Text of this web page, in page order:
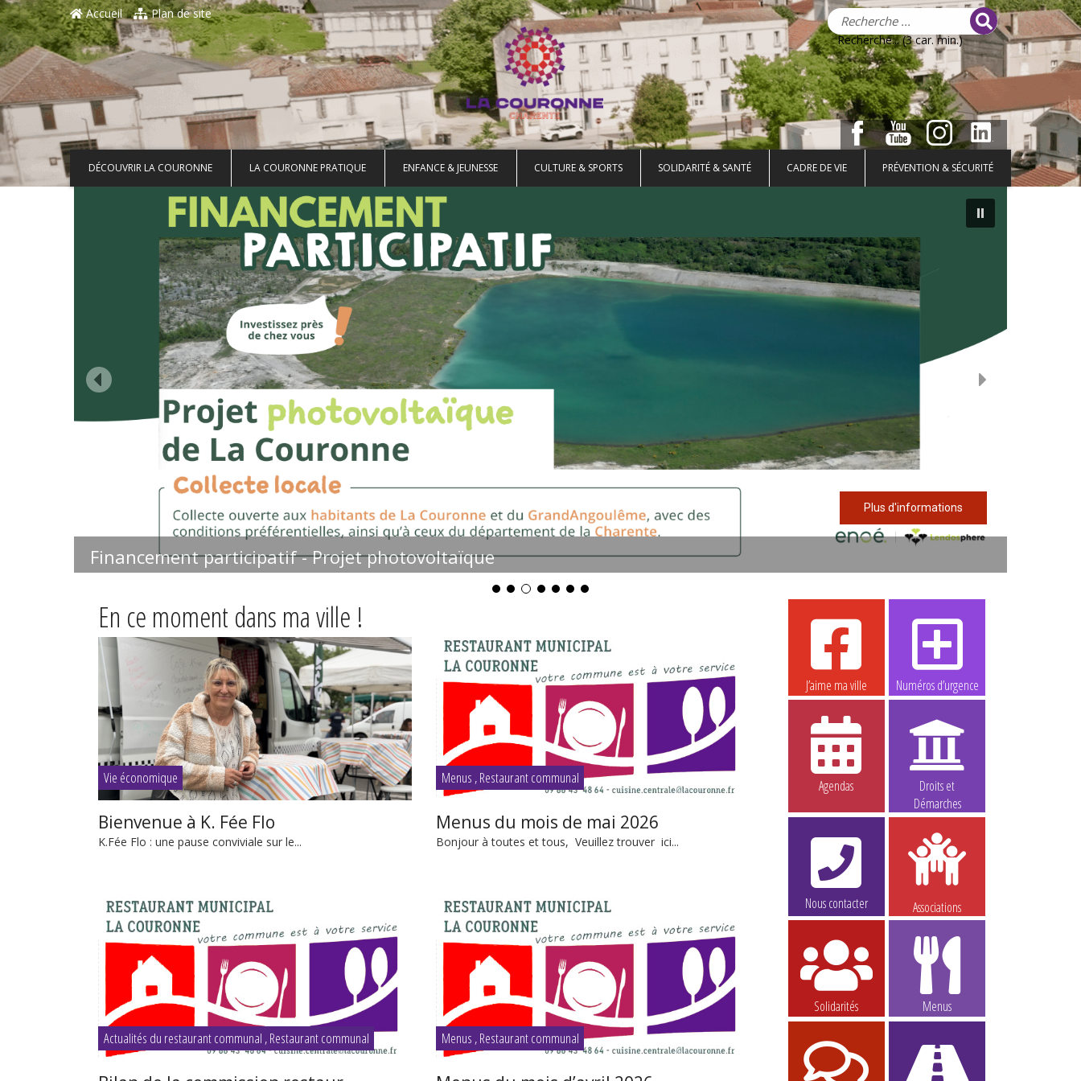
Aller au contenu principal
Accueil
Plan de site
Recherche... (3 car. min.)
DÉCOUVRIR LA COURONNE LA COURONNE PRATIQUE ENFANCE & JEUNESSE CULTURE & SPORTS SOLIDARITÉ & SANTÉ CADRE DE VIE PRÉVENTION & SÉCURITÉ
Plus d'informations
Financement participatif - Projet photovoltaïque
En ce moment dans ma ville !
Vie économique
Bienvenue à K. Fée Flo
K.Fée Flo : une pause conviviale sur le...
Menus ,Restaurant communal
Menus du mois de mai 2026
Bonjour à toutes et tous, Veuillez trouver ici...
Actualités du restaurant communal ,Restaurant communal Menus ,Restaurant communal
J’aime ma ville Numéros d’urgence
Agendas
Droits et
Démarches
Nous contacter Associations
Solidarités Menus